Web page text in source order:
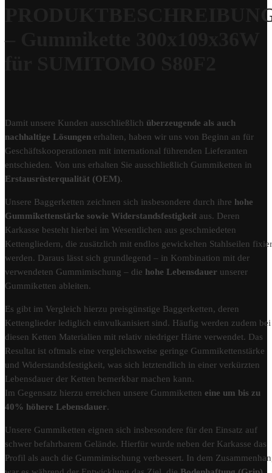
Damit unsere Kunden ausschließlich überzeugende als auch
nachhaltige Lösungen erhalten, haben wir uns von Beginn an für
Geschäftskooperationen mit international führenden Lieferanten
entschieden. Von uns erhalten Sie ausschließlich Gummiketten in
Erstausrüsterqualität (OEM).
Unsere Baggerketten zeichnen sich insbesondere durch ihre hohe
Gummikettenstärke sowie Widerstandsfestigkeit aus. Deren
Karkasse besteht hierbei im Wesentlichen aus geschmiedeten
Kettengliedern, die zusätzlich mit endlos gewickelten Stahlseilen
werden. Daraus lässt sich grundlegend – in Kombination mit der
verwendeten Gummimischung – die hohe Lebensdauer unserer
Gummiketten ableiten.
Es gibt im Vergleich hierzu preisgünstige Baggerketten, deren
Kettenglieder lediglich einvulkanisiert sind. Häufig werden zudem bei
diesen Ketten Materialien mit relativ niedriger Härte verwendet. Das
Resultat ist oftmals eine vergleichsweise geringe Gummikettenstärke
und Widerstandsfestigkeit, was sich letztendlich in einer verkürzten
Lebensdauer der Ketten bemerkbar machen kann.
Im Gegensatz hierzu erreichen unsere Gummiketten eine um bis zu
40% höhere Lebensdauer.
Unsere Gummiketten eignen sich insbesondere für den Einsatz auf
schwer befahrbarem Gelände. Hierfür wurde neben der Karkasse das
Profil als auch die Gummimischung verbessert. In dem